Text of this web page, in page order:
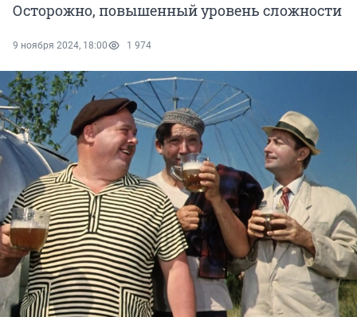
Осторожно, повышенный уровень сложности
9 ноября 2024, 18:00 1 974